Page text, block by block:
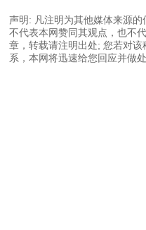
声明: 凡注明为其他媒体来源
不代表本网赞同其观点，也不
章，转载请注明出处; 您若对
系，本网将迅速给您回应并做